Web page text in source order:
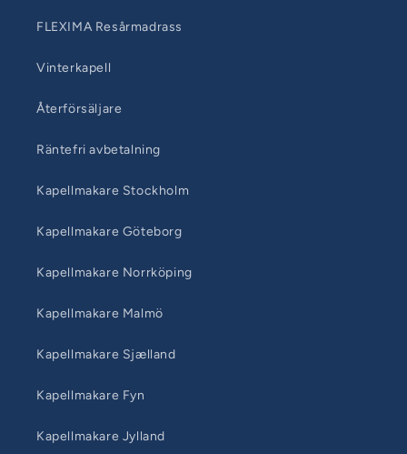
FLEXIMA Resårmadrass
Vinterkapell
Återförsäljare
Räntefri avbetalning
Kapellmakare Stockholm
Kapellmakare Göteborg
Kapellmakare Norrköping
Kapellmakare Malmö
Kapellmakare Sjælland
Kapellmakare Fyn
Kapellmakare Jylland